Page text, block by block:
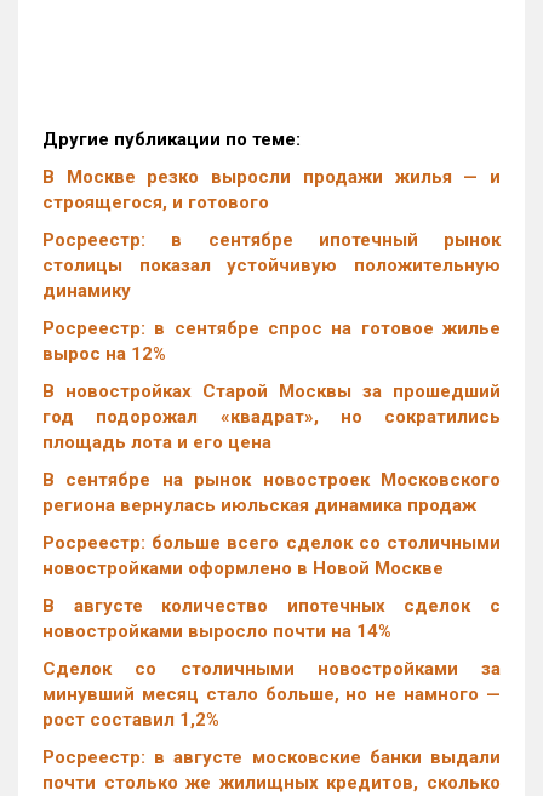
Другие публикации по теме:
В Москве резко выросли продажи жилья — и
строящегося, и готового
Росреестр: в сентябре ипотечный рынок
столицы показал устойчивую положительную
динамику
Росреестр: в сентябре спрос на готовое жилье
вырос на 12%
В новостройках Старой Москвы за прошедший
год подорожал «квадрат», но сократились
площадь лота и его цена
В сентябре на рынок новостроек Московского
региона вернулась июльская динамика продаж
Росреестр: больше всего сделок со столичными
новостройками оформлено в Новой Москве
В августе количество ипотечных сделок с
новостройками выросло почти на 14%
Cделок со столичными новостройками за
минувший месяц стало больше, но не намного —
рост составил 1,2%
Росреестр: в августе московские банки выдали
почти столько же жилищных кредитов, сколько